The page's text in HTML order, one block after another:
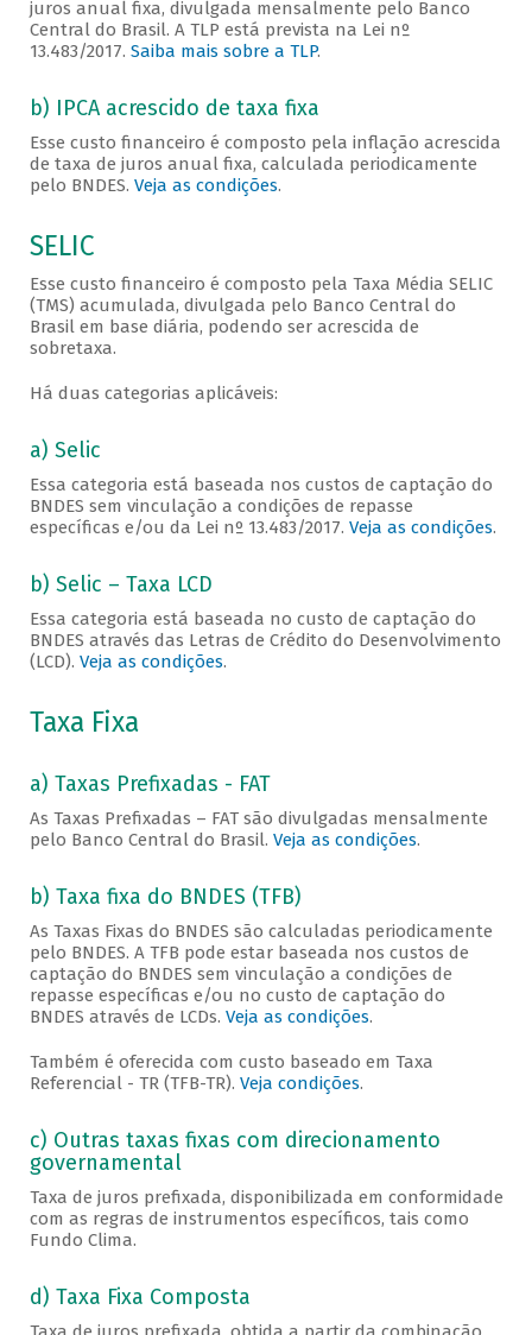
juros anual fixa, divulgada mensalmente pelo Banco
Central do Brasil. A TLP está prevista na Lei nº
13.483/2017. Saiba mais sobre a TLP.
b) IPCA acrescido de taxa fixa
Esse custo financeiro é composto pela inflação acrescida
de taxa de juros anual fixa, calculada periodicamente
pelo BNDES. Veja as condições.
SELIC
Esse custo financeiro é composto pela Taxa Média SELIC
(TMS) acumulada, divulgada pelo Banco Central do
Brasil em base diária, podendo ser acrescida de
sobretaxa.
Há duas categorias aplicáveis:
a) Selic
Essa categoria está baseada nos custos de captação do
BNDES sem vinculação a condições de repasse
específicas e/ou da Lei nº 13.483/2017. Veja as condições.
b) Selic – Taxa LCD
Essa categoria está baseada no custo de captação do
BNDES através das Letras de Crédito do Desenvolvimento
(LCD). Veja as condições.
Taxa Fixa
a) Taxas Prefixadas - FAT
As Taxas Prefixadas – FAT são divulgadas mensalmente
pelo Banco Central do Brasil. Veja as condições.
b) Taxa fixa do BNDES (TFB)
As Taxas Fixas do BNDES são calculadas periodicamente
pelo BNDES. A TFB pode estar baseada nos custos de
captação do BNDES sem vinculação a condições de
repasse específicas e/ou no custo de captação do
BNDES através de LCDs. Veja as condições.
Também é oferecida com custo baseado em Taxa
Referencial - TR (TFB-TR). Veja condições.
c) Outras taxas fixas com direcionamento
governamental
Taxa de juros prefixada, disponibilizada em conformidade
com as regras de instrumentos específicos, tais como
Fundo Clima.
d) Taxa Fixa Composta